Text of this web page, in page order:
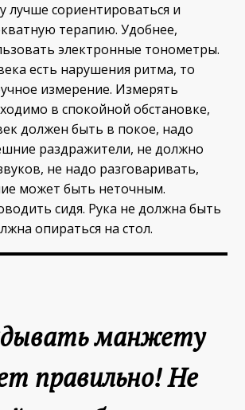
лучше сориентироваться и
терапию. Удобнее,
электронные тонометры.
есть нарушения ритма, то
измерение. Измерять
в спокойной обстановке,
должен быть в покое, надо
раздражители, не должно
не надо разговаривать,
может быть неточным.
сидя. Рука не должна быть
опираться на стол.
манжету
правильно! Не